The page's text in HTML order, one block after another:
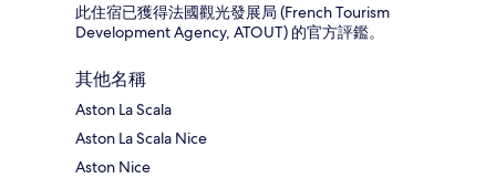
此住宿已獲得法國觀光發展局 (French Tourism
Development Agency, ATOUT) 的官方評鑑。
其他名稱
Aston La Scala
Aston La Scala Nice
Aston Nice